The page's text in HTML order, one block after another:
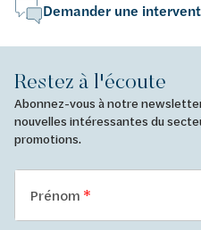
Demander une
Restez à l'écoute
Abonnez-vous à notre
nouvelles intéressantes du
promotions.
Prénom